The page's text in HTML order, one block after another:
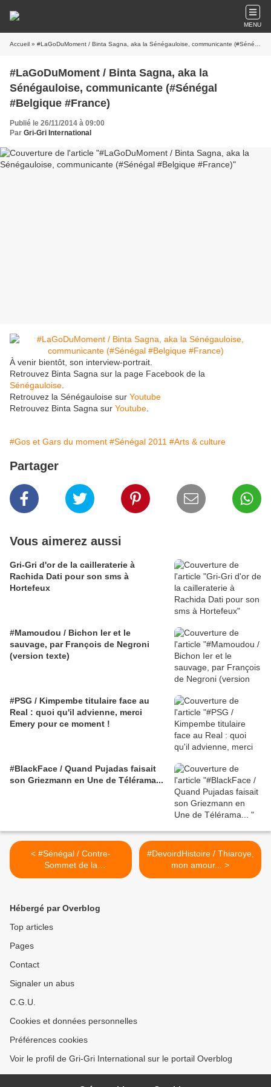
MENU
Accueil » #LaGoDuMoment / Binta Sagna, aka la Sénégauloise, communicante (#Sénégal #Belgique #France)
#LaGoDuMoment / Binta Sagna, aka la
Sénégauloise, communicante (#Sénégal
#Belgique #France)
Publié le 26/11/2014 à 09:00
Par Gri-Gri International
À venir bientôt, son interview-portrait.
Retrouvez Binta Sagna sur la page Facebook de la
Sénégauloise
Retrouvez la Sénégauloise sur Youtube
Retrouvez Binta Sagna sur Youtube
#Gos et Gars du moment #Sénégal 2011 #Arts & culture
Partager
Vous aimerez aussi
Gri-Gri d'or de la cailleraterie à
Rachida Dati pour son sms à
Hortefeux
#Mamoudou / Bichon Ier et le
sauvage, par François de Negroni
(version texte)
#PSG / Kimpembe titulaire face au
Real : quoi qu'il advienne, merci
Emery pour ce moment !
#BlackFace / Quand Pujadas faisait
son Griezmann en Une de Télérama...
< #Sénégal / Contre-
Sommet de la
Francophonie, le
#DevoirdHistoire / Thiaroye,
mon amour... >
Hébergé par Overblog
Top articles
Pages
Contact
Signaler un abus
C.G.U.
Cookies et données personnelles
Préférences cookies
Voir le profil de Gri-Gri International sur le portail Overblog